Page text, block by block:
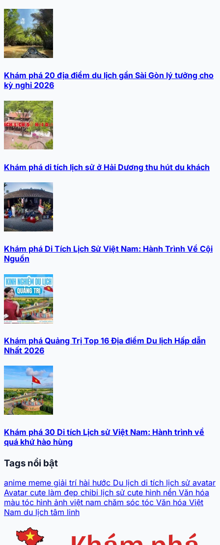
Khám phá 20 địa điểm du lịch gần Sài Gòn lý tưởng cho
kỳ nghỉ 2026
Khám phá di tích lịch sử ở Hải Dương thu hút du khách
Khám phá Di Tích Lịch Sử Việt Nam: Hành Trình Về Cội
Nguồn
Khám phá Quảng Trị Top 16 Địa điểm Du lịch Hấp dẫn
Nhất 2026
Khám phá 30 Di tích Lịch sử Việt Nam: Hành trình về
quá khứ hào hùng
Tags nổi bật
anime meme giải trí hài hước Du lịch di tích lịch sử avatar
Avatar cute làm đẹp chibi lịch sử cute hình nền Văn hóa
màu tóc hình ảnh việt nam chăm sóc tóc Văn hóa Việt
Nam du lịch tâm linh